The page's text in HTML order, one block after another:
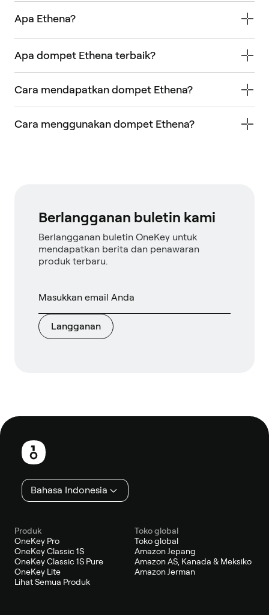
Apa Ethena?
Apa dompet Ethena terbaik?
Cara mendapatkan dompet Ethena?
Cara menggunakan dompet Ethena?
Berlangganan buletin kami
Berlangganan buletin OneKey untuk
mendapatkan berita dan penawaran
produk terbaru.
Langganan
Catatan
kaki
Bahasa Indonesia
Produk
OneKey Pro
OneKey Classic 1S
OneKey Classic 1S Pure
OneKey Lite
Lihat Semua Produk
Toko global
Toko global
Amazon Jepang
Amazon AS, Kanada & Meksiko
Amazon Jerman